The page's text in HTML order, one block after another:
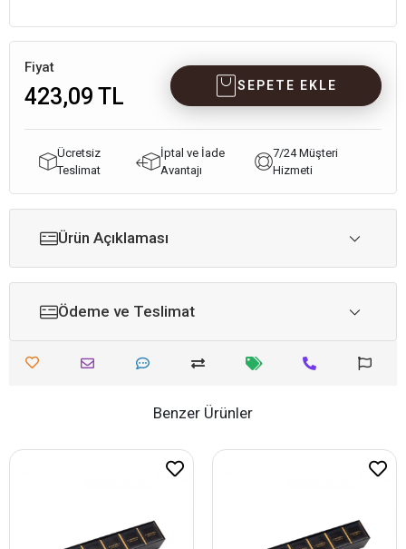
Fiyat
423,09 TL SEPETE EKLE
Ücretsiz
Teslimat
İptal ve İade
Avantajı
7/24 Müşteri
Hizmeti
Ürün Açıklaması
Ödeme ve Teslimat
Benzer Ürünler